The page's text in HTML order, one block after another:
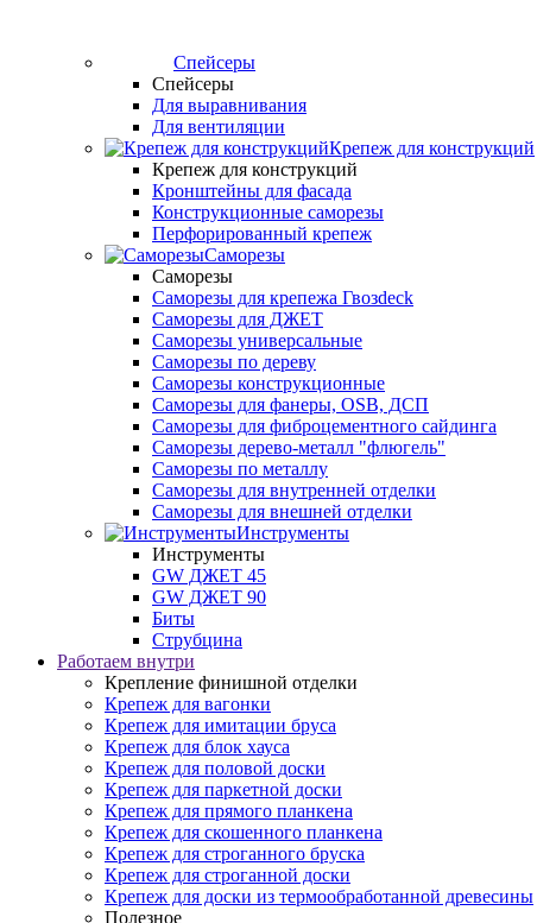
Спейсеры
Спейсеры
Для выравнивания
Для вентиляции
Крепеж для конструкций
Крепеж для конструкций
Кронштейны для фасада
Конструкционные саморезы
Перфорированный крепеж
Саморезы
Саморезы
Саморезы для крепежа Гвозdeck
Саморезы для ДЖЕТ
Саморезы универсальные
Саморезы по дереву
Саморезы конструкционные
Cаморезы для фанеры, OSB, ДСП
Саморезы для фиброцементного сайдинга
Саморезы дерево-металл "флюгель"
Саморезы по металлу
Саморезы для внутренней отделки
Саморезы для внешней отделки
Инструменты
Инструменты
GW ДЖЕТ 45
GW ДЖЕТ 90
Биты
Струбцина
Работаем внутри
Крепление финишной отделки
Крепеж для вагонки
Крепеж для имитации бруса
Крепеж для блок хауса
Крепеж для половой доски
Крепеж для паркетной доски
Крепеж для прямого планкена
Крепеж для скошенного планкена
Крепеж для строганного бруска
Крепеж для строганной доски
Крепеж для доски из термообработанной древесины
Полезное